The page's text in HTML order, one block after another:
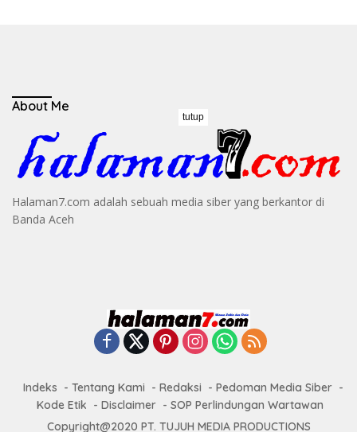
About Me
Halaman7.com adalah sebuah media siber yang berkantor di
Banda Aceh
Indeks Tentang Kami Redaksi
Pedoman Media Siber
Kode Etik
Disclaimer
SOP Perlindungan Wartawan
Copyright@2020 PT. TUJUH MEDIA PRODUCTIONS
tutup